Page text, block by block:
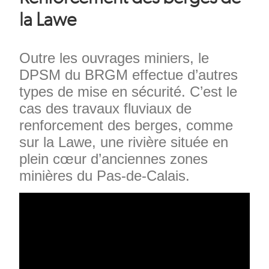
la Lawe
Chapeau
Outre les ouvrages miniers, le
DPSM du BRGM effectue d’autres
types de mise en sécurité. C’est le
cas des travaux fluviaux de
renforcement des berges, comme
sur la Lawe, une rivière située en
plein cœur d’anciennes zones
minières du Pas-de-Calais.